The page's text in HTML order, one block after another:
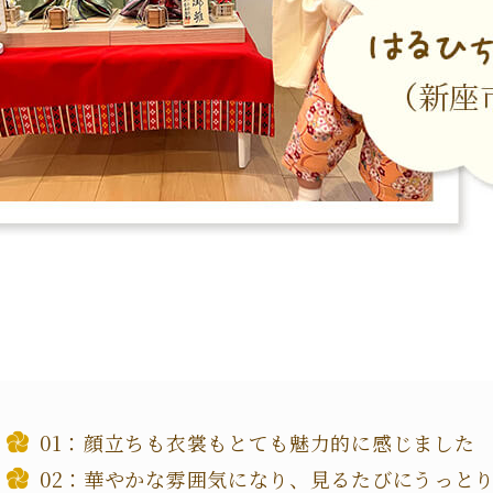
顔立ちも衣裳もとても魅力的に感じました
華やかな雰囲気になり、見るたびにうっと